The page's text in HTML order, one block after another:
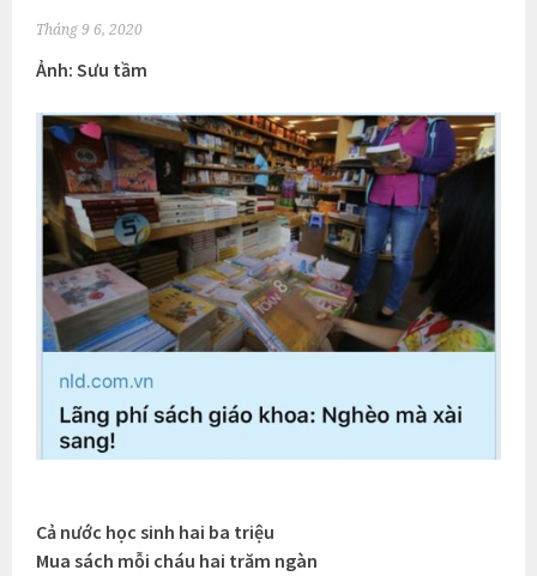
Tháng 9 6, 2020
Ảnh: Sưu tầm
Cả nước học sinh hai ba triệu
Mua sách mỗi cháu hai trăm ngàn